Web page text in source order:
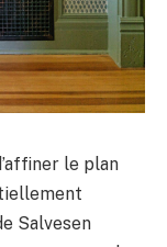
le plan
Salvesen